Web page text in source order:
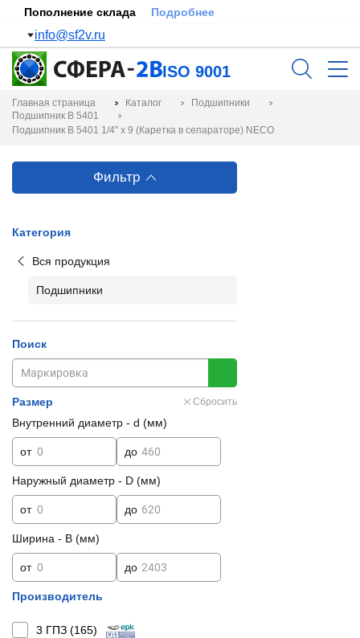
Пополнение склада Подробнее
info@sf2v.ru
ISO 9001
Главная страница Каталог
Подшипники
Подшипник B 5401
Подшипник B 5401 1/4" x 9 (Каретка в сепараторе) NECO
Фильтр
Категория
Вся продукция
Подшипники
Поиск
Размер Сбросить
Внутренний диаметр - d (мм)
от до
Наружный диаметр - D (мм)
от до
Ширина - B (мм)
от до
Производитель
3 ГПЗ (165)